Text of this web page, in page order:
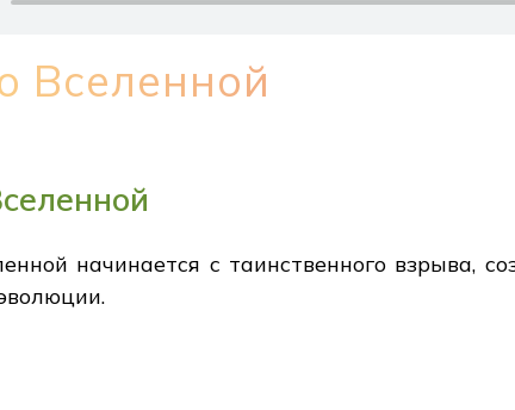
Вселенной
начинается с таинственного взрыва,